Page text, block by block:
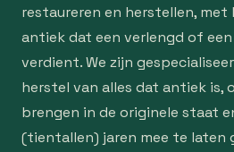
restaureren en herstellen,
antiek dat een verlengd of
verdient. We zijn
herstel van alles dat antiek is,
brengen in de originele staat
(tientallen) jaren mee te laten